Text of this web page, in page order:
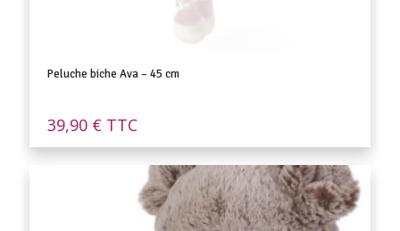
Peluche biche Ava – 45 cm
39,90 € TTC